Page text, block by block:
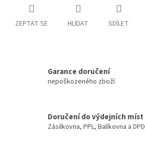
ZEPTAT SE HLÍDAT SDÍLET
Garance doručení
nepoškozeného zboží
Doručení do výdejních míst
Zásilkovna, PPL, Balíkovna a DPD